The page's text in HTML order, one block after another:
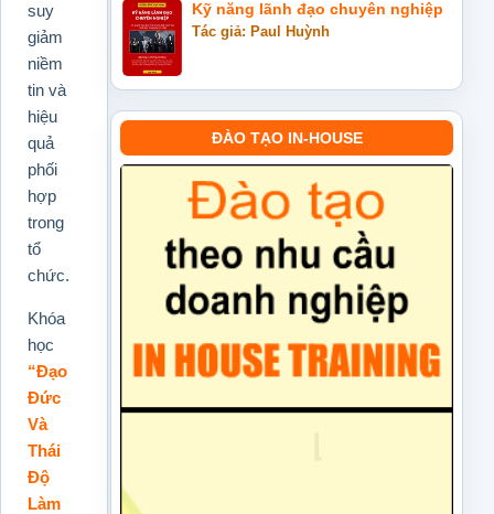
suy
giảm
niềm
tin và
hiệu
quả
phối
hợp
trong
tổ
chức.
Khóa
học
“Đạo
Đức
Và
Thái
Độ
Làm
Kỹ năng lãnh đạo chuyên nghiệp
Tác giả: Paul Huỳnh
ĐÀO TẠO IN-HOUSE